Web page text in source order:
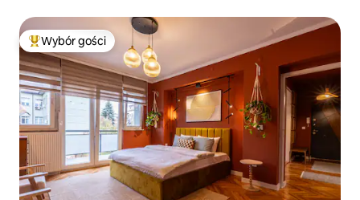
Najpopularniejsze z kategorii Wybór gości
Wybór gości